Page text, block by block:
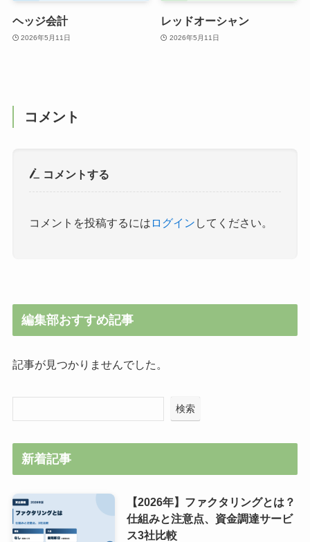
ヘッジ会計
2026年5月11日
レッドオーシャン
2026年5月11日
コメント
コメントする
コメントを投稿するには ログイン してください。
編集部おすすめ記事
記事が見つかりませんでした。
検索
新着記事
【2026年】ファクタリングとは？
仕組みと注意点、資金調達サービ
ス3社比較